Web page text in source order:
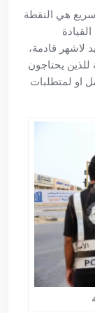
هي النقطة
لاشهر قادمة،
يحتاجون
او لمتطلبات